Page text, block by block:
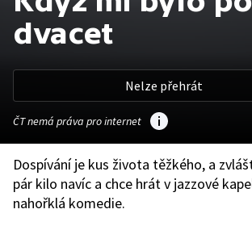
dvacet
Nelze přehrát
ČT nemá práva pro internet
Dospívání je kus života těžkého, a
pár kilo navíc a chce hrát v jazzové
nahořklá komedie.